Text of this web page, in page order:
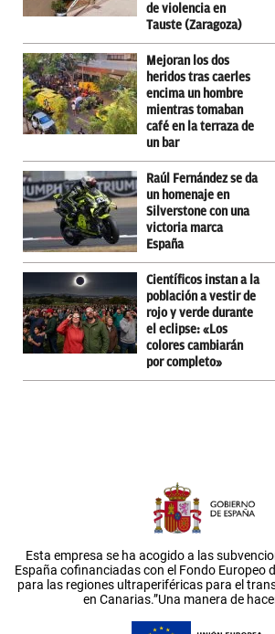
de violencia en
Tauste (Zaragoza)
Mejoran los dos
heridos tras caerles
encima un hombre
mientras tomaban
café en la terraza de
un bar
Raúl Fernández se da
un homenaje en
Silverstone con una
victoria marca
España
Científicos instan a la
población a vestir de
rojo y verde durante
el eclipse: «Los
colores cambiarán
por completo»
Esta empresa se ha acogido a las
España cofinanciadas con el Fondo Europeo
para las regiones ultraperiféricas para el
en Canarias.”Una manera de